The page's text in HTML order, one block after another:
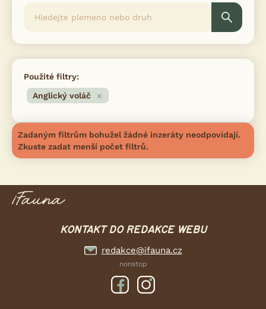
Použité filtry:
Anglický voláč
Zadaným filtrům bohužel žádné inzeráty neodpovídají.
Zkuste zadat menší počet filtrů.
KONTAKT DO REDAKCE WEBU
redakce@ifauna.cz
nonstop